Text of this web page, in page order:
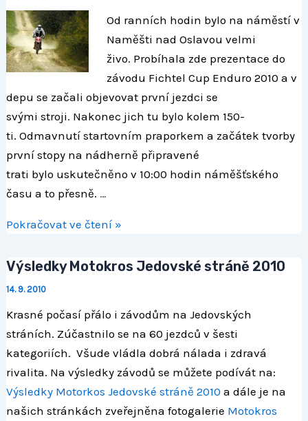
Od ranních hodin bylo na náměstí v
Naměšti nad Oslavou velmi
živo. Probíhala zde prezentace do
závodu Fichtel Cup Enduro 2010 a v
depu se začali objevovat první jezdci se
svými stroji. Nakonec jich tu bylo kolem 150-
ti. Odmavnutí startovním praporkem a začátek tvorby
první stopy na nádherně připravené
trati bylo uskutečněno v 10:00 hodin náměšťského
času a to přesně. …
Cup
Enduro
2010
Pokračovat ve čtení »
Výsledky Motokros Jedovské stráně 2010
14. 9. 2010
Krasné počasí přálo i závodům na Jedovských
stráních. Zúčastnilo se na 60 jezdců v šesti
kategoriích. Všude vládla dobrá nálada i zdravá
rivalita. Na výsledky závodů se můžete podívát na:
Výsledky Motorkos Jedovské stráně 2010 a dále je na
našich stránkách zveřejněna fotogalerie Motokros